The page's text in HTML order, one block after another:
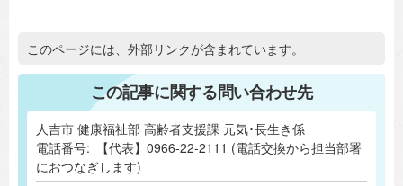
追加情報：外部リンク
このページには、外部リンクが含まれています。
この記事に関する問い合わせ先
人吉市 健康福祉部 高齢者支援課 元気･長生き係
電話番号:
【代表】0966-22-2111 (電話交換から担当部署
におつなぎします)